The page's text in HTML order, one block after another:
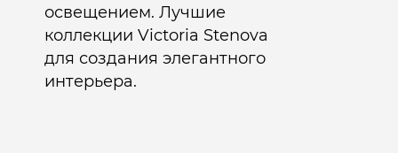
освещением. Лучшие
коллекции Victoria Stenova
для создания элегантного
интерьера.